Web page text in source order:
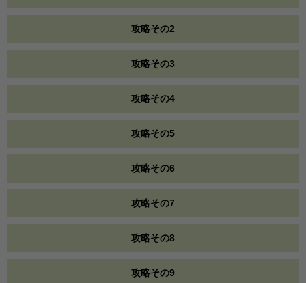
攻略その2
攻略その3
攻略その4
攻略その5
攻略その6
攻略その7
攻略その8
攻略その9